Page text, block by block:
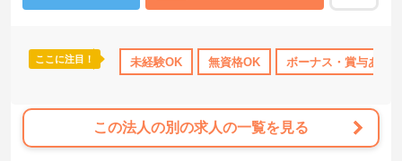
ここに注目！ 未経験OK 無資格OK ボーナス・賞与あり
この法人の別の求人の一覧を見る